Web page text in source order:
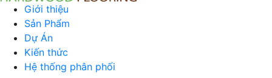
Giới thiệu
Sản Phẩm
Dự Án
Kiến thức
Hệ thống phân phối